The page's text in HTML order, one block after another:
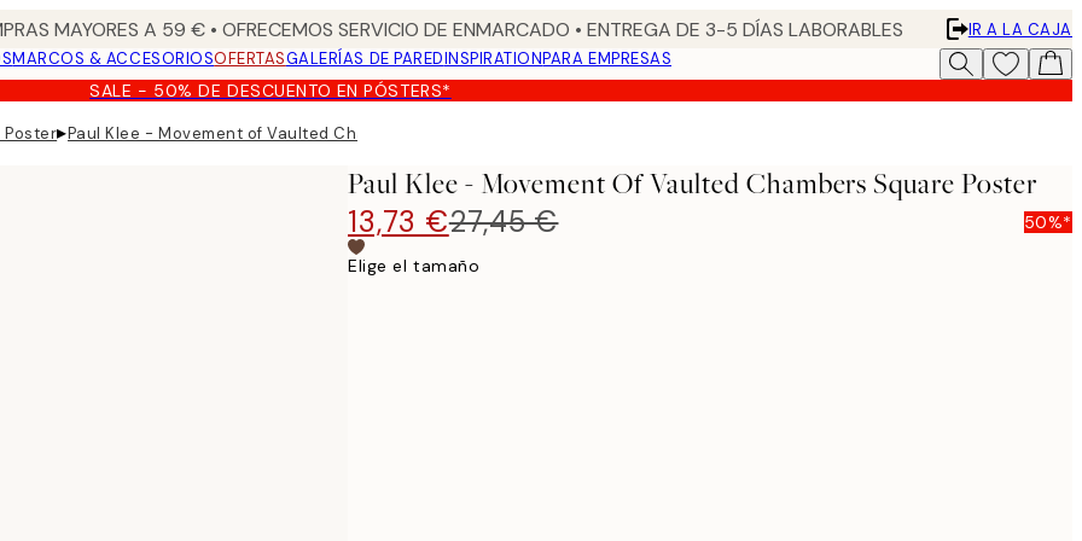
MAYORES A 59 € • OFRECEMOS SERVICIO DE ENMARCADO • ENTREGA DE 3-5 DÍAS LABORABLES
IR A LA CAJA
MARCOS & ACCESORIOSOFERTASGALERÍAS DE PAREDINSPIRATIONPARA EMPRESAS
SALE - 50% DE DESCUENTO EN PÓSTERS*
Poster▸Paul Klee - Movement of Vaulted Chambers Square Poster
Paul Klee - Movement Of Vaulted Chambers Square Poster
13,73 €27,45 € 50%*
Elige el tamaño